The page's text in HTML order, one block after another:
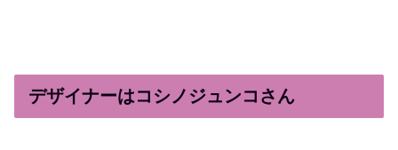
デザイナーはコシノジュンコさん